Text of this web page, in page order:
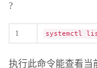
?
1 systemctl
执行此命令能查看当